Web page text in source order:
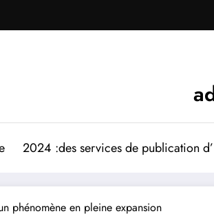
2024 :des services de publication
phénomène en pleine expansion